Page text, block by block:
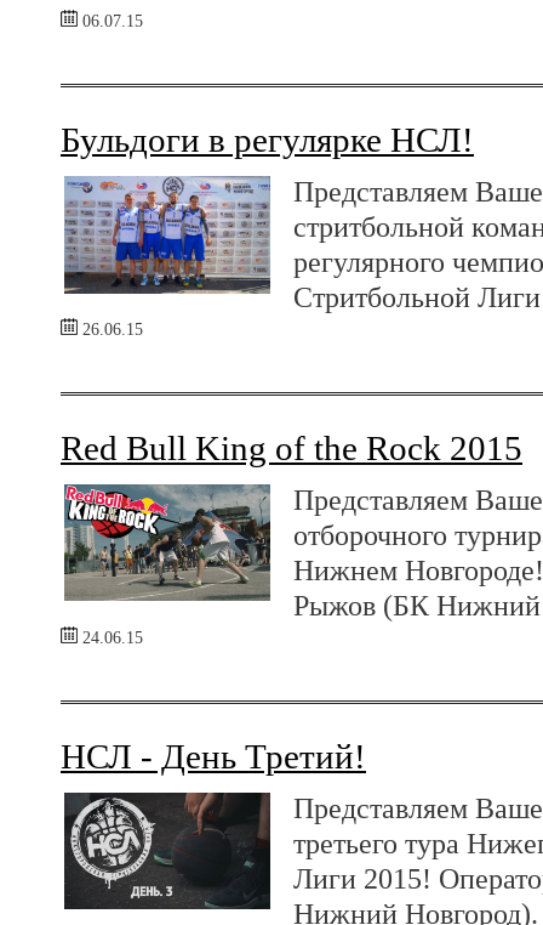
06.07.15
Бульдоги в регулярке НСЛ!
Представляем
стритбольной
регулярного
Стритбольной
26.06.15
Red Bull King of the Rock 2015
Представляем
отборочного
Нижнем
Рыжов (БК Нижний
24.06.15
НСЛ - День Третий!
Представляем
третьего тура
Лиги 2015!
Нижний Новгород).